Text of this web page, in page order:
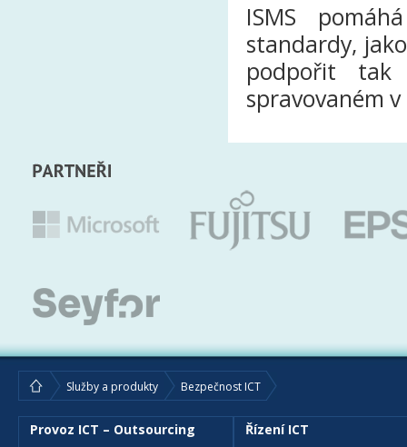
ISMS
standardy,
podpořit
spravovaném
Služby a produkty Bezpečnost ICT
Provoz ICT – Outsourcing Řízení ICT